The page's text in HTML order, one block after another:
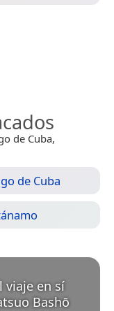
de Cuba,
de Cuba
viaje en sí
Bashō